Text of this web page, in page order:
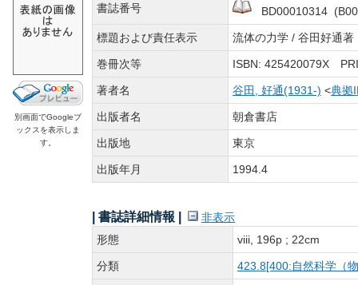
別画面でGoogleブ
ックスを表示しま
す。
書誌番号 BD00010314
標題および責任表示 流体の力学 / 谷田好通著
巻冊次等 ISBN: 425420079X
著者名 谷田, 好通(1931-) <典拠
出版者名 朝倉書店
出版地 東京
出版年月 1994.4
| 書誌詳細情報 |
非表示
形態
viii, 196p ; 22cm
分類 423.8[400:自然科学（